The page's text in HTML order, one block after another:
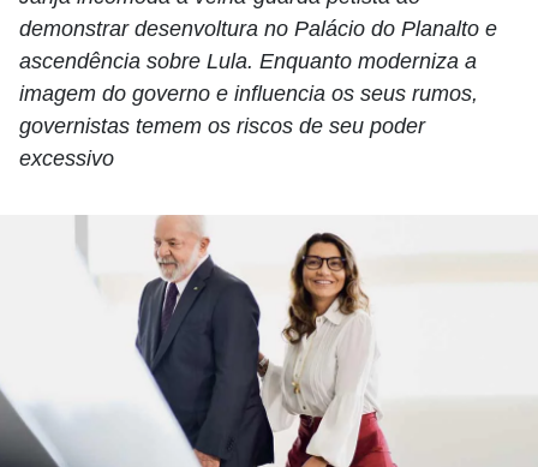
demonstrar desenvoltura no Palácio do Planalto e
ascendência sobre Lula. Enquanto moderniza a
imagem do governo e influencia os seus rumos,
governistas temem os riscos de seu poder
excessivo